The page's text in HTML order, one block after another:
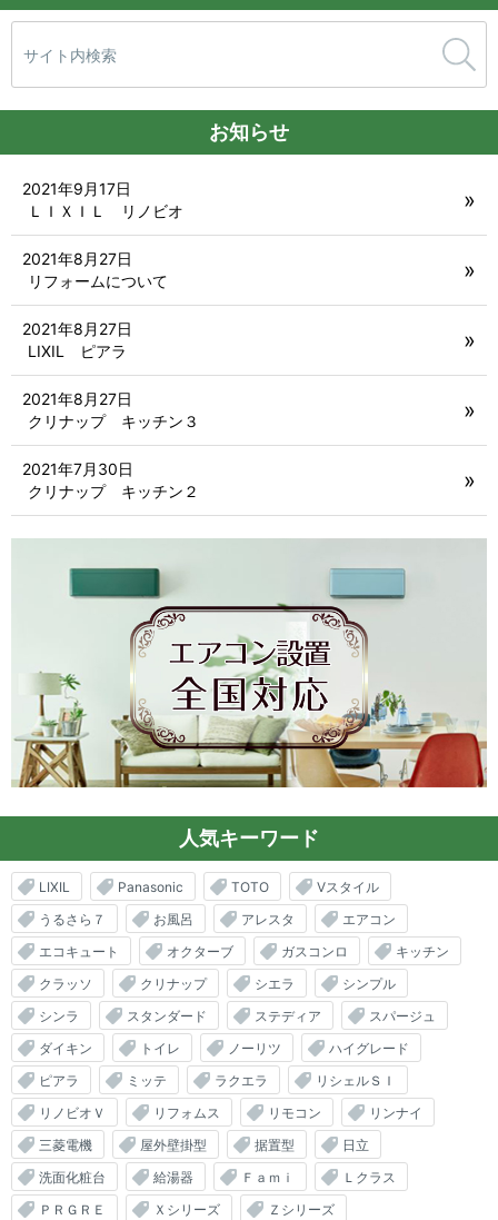
索:
お知らせ
ＬＩＸＩＬ リノビオ
2021年9月17日
リフォームについて
2021年8月27日
LIXIL ピアラ
2021年8月27日
クリナップ キッチン３
2021年8月27日
クリナップ キッチン２
2021年7月30日
人気キーワード
LIXIL Panasonic TOTO
Vスタイル
うるさら７
お風呂 アレスタ
エアコン
エコキュート
オクターブ ガスコンロ
キッチン
クラッソ
クリナップ シエラ
シンプル
シンラ
スタンダード ステディア
スパージュ
ダイキン
トイレ ノーリツ
ハイグレード
ピアラ
ミッテ ラクエラ
リシェルＳＩ
リノビオＶ
リフォムス リモコン
リンナイ
三菱電機
屋外壁掛型 据置型
日立
洗面化粧台
給湯器 Ｆａｍｉ
Ｌクラス
ＰＲＧＲＥ
Ｘシリーズ
Ｚシリーズ